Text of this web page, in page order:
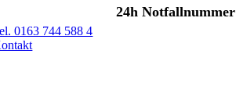
24h Notfallnummer
0163 744 588 4